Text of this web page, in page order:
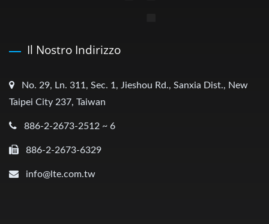
Il Nostro Indirizzo
No. 29, Ln. 311, Sec. 1, Jieshou Rd., Sanxia Dist., New
Taipei City 237, Taiwan
886-2-2673-2512 ~ 6
886-2-2673-6329
info@lte.com.tw